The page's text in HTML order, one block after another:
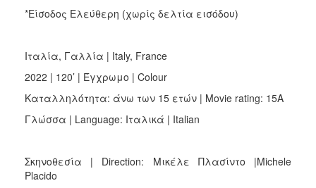
*Είσοδος Ελεύθερη (χωρίς δελτία εισόδου)
Ιταλία, Γαλλία | Italy, France
2022 | 120’ | Έγχρωμο | Colour
Καταλληλότητα: άνω των 15 ετών | Movie rating: 15A
Γλώσσα | Language: Ιταλικά | Italian
Σκηνοθεσία | Direction: Μικέλε Πλασίντο |Michele
Placido